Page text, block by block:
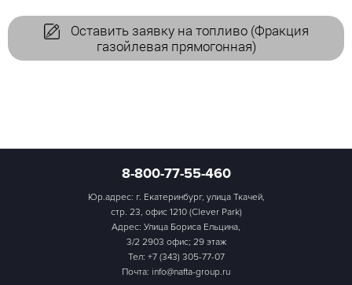
Оставить заявку на топливо (Фракция
газойлевая прямогонная)
8-800-77-55-460
Юр.адрес: г. Екатеринбург, улица Ткачей,
стр. 23, офис 1210 (Clever Park)
Адрес: Улица Бориса Ельцина,
3/2 2903 офис; 29 этаж
Тел: +7 (343) 305-77-07
Почта: info@nafta-group.ru